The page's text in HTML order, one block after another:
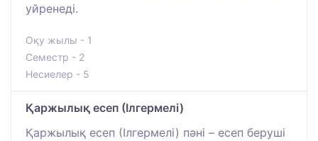
уйренеді.
Оқу жылы - 1
Семестр - 2
Несиелер - 5
Қаржылық есеп (Ілгермелі)
Қаржылық есеп (Ілгермелі) пәні – есеп беруші